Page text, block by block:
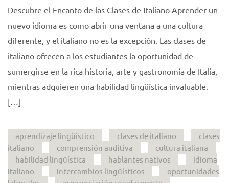
Descubre el Encanto de las Clases de Italiano Aprender un
nuevo idioma es como abrir una ventana a una cultura
diferente, y el italiano no es la excepción. Las clases de
italiano ofrecen a los estudiantes la oportunidad de
sumergirse en la rica historia, arte y gastronomía de Italia,
mientras adquieren una habilidad lingüística invaluable.
[…]
aprendizaje lingüístico clases de italiano
clases
italiano
comprensión auditiva
cultura italiana
habilidad lingüística
hablantes nativos
idioma
italiano
intercambios lingüísticos
oportunidades